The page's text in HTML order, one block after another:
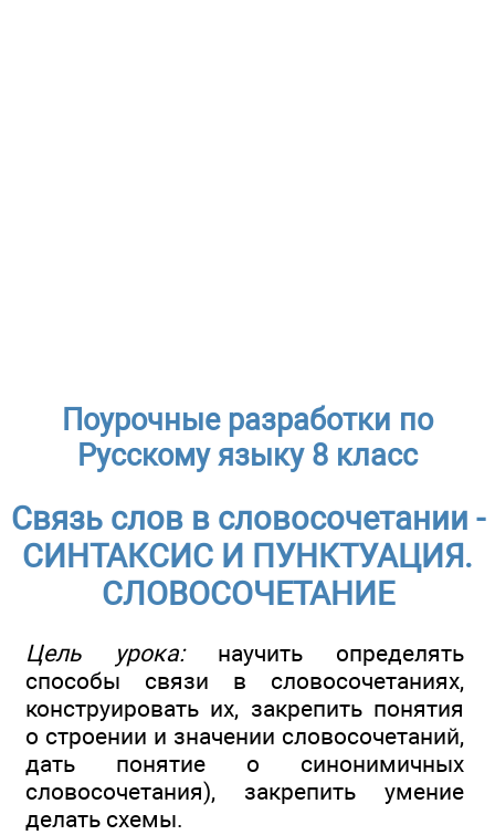
Поурочные разработки по
Русскому языку 8 класс
Связь слов в словосочетании -
СИНТАКСИС И ПУНКТУАЦИЯ.
СЛОВОСОЧЕТАНИЕ
Цель урока:научить определять
способы связи в словосочетаниях,
конструировать их, закрепить понятия
о строении и значении словосочетаний,
дать понятие о синонимичных
словосочетания), закрепить умение
делать схемы.